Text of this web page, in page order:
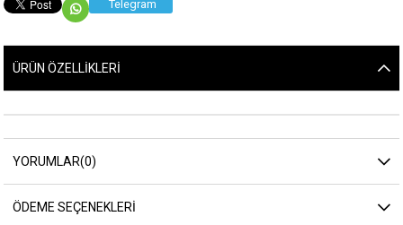
Telegram
ÜRÜN ÖZELLIKLERI
YORUMLAR(0)
ÖDEME SEÇENEKLERI